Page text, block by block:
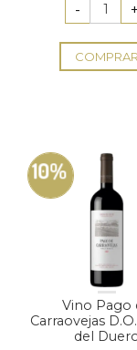
COMPRAR
10%
Vino Pago
Carraovejas
del